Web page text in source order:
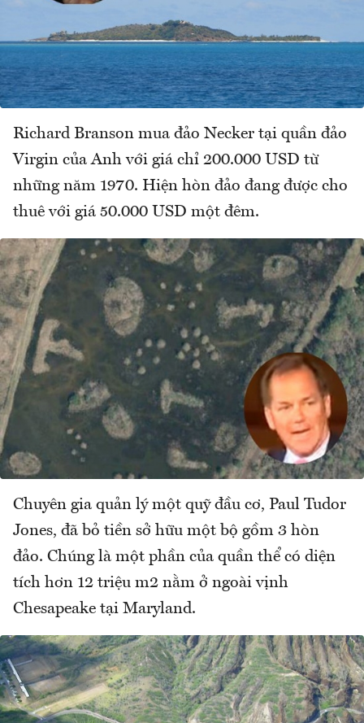
Richard Branson mua đảo Necker tại quần đảo
Virgin của Anh với giá chỉ 200.000 USD từ
những năm 1970. Hiện hòn đảo đang được cho
thuê với giá 50.000 USD một đêm.
Chuyên gia quản lý một quỹ đầu cơ, Paul Tudor
Jones, đã bỏ tiền sở hữu một bộ gồm 3 hòn
đảo. Chúng là một phần của quần thể có diện
tích hơn 12 triệu m2 nằm ở ngoài vịnh
Chesapeake tại Maryland.